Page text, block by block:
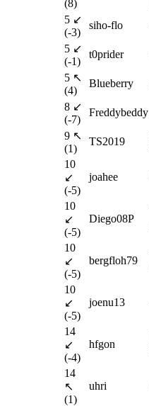
(8)
5 ↙
(-3)
siho-flo
5 ↙
(-1)
t0prider
5 ↖
(4)
Blueberry
8 ↙
(-7)
Freddybeddy
9 ↖
(1)
TS2019
10
↙
(-5)
joahee
10
↙
(-5)
Diego08P
10
↙
(-5)
bergfloh79
10
↙
(-5)
joenu13
14
↙
(-4)
hfgon
14
↖
(1)
uhri